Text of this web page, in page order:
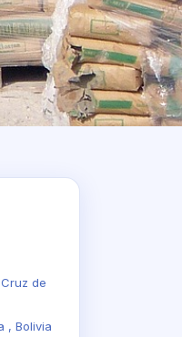
de
, Bolivia